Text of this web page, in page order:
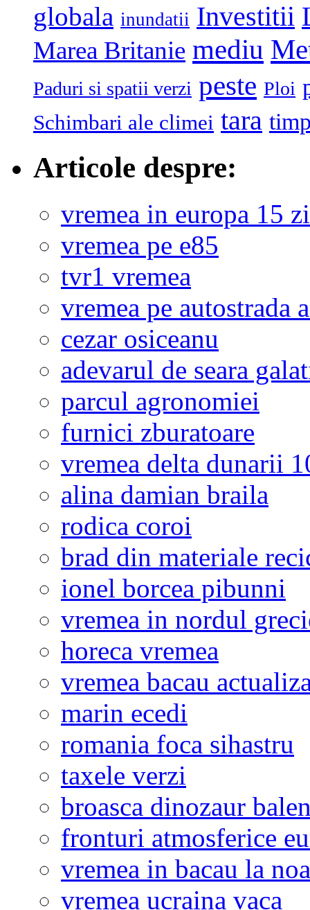
globala inundatii Investitii
Marea Britanie mediu
Paduri si spatii verzi peste Ploi
Schimbari ale climei tara
Articole despre:
vremea in europa 15
vremea pe e85
tvr1 vremea
vremea pe autostrada
cezar osiceanu
adevarul de seara
parcul agronomiei
furnici zburatoare
vremea delta dunarii
alina damian braila
rodica coroi
brad din materiale
ionel borcea pibunni
vremea in nordul
horeca vremea
vremea bacau
marin ecedi
romania foca sihastru
taxele verzi
broasca dinozaur
fronturi atmosferice
vremea in bacau la
vremea ucraina vaca